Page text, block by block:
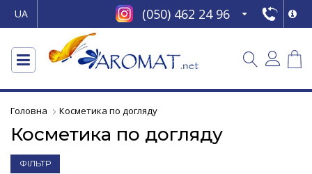
UA (050) 462 24 96
Головна Косметика по догляду
Косметика по догляду
ФІЛЬТР